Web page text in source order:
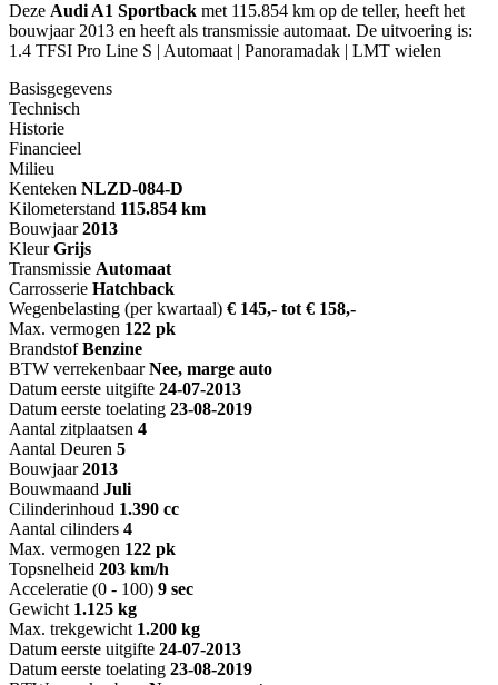
Deze Audi A1 Sportback met 115.854 km op de teller, heeft het
bouwjaar 2013 en heeft als transmissie automaat. De uitvoering is:
1.4 TFSI Pro Line S | Automaat | Panoramadak | LMT wielen
Basisgegevens
Technisch
Historie
Financieel
Milieu
Kenteken NLZD-084-D
Kilometerstand 115.854 km
Bouwjaar 2013
Kleur Grijs
Transmissie Automaat
Carrosserie Hatchback
Wegenbelasting (per kwartaal) € 145,- tot € 158,-
Max. vermogen 122 pk
Brandstof Benzine
BTW verrekenbaar Nee, marge auto
Datum eerste uitgifte 24-07-2013
Datum eerste toelating 23-08-2019
Aantal zitplaatsen 4
Aantal Deuren 5
Bouwjaar 2013
Bouwmaand Juli
Cilinderinhoud 1.390 cc
Aantal cilinders 4
Max. vermogen 122 pk
Topsnelheid 203 km/h
Acceleratie (0 - 100) 9 sec
Gewicht 1.125 kg
Max. trekgewicht 1.200 kg
Datum eerste uitgifte 24-07-2013
Datum eerste toelating 23-08-2019